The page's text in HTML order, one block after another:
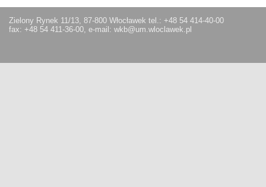
Zielony Rynek 11/13, 87-800 Włocławek tel.: +48 54 414-40-00
fax: +48 54 411-36-00, e-mail: wkb@um.wloclawek.pl